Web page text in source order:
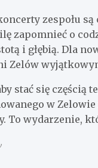
zespołu
zapomnieć o
i głębią. Dla
Zelów
stać się częścią
w
To wydarzenie,